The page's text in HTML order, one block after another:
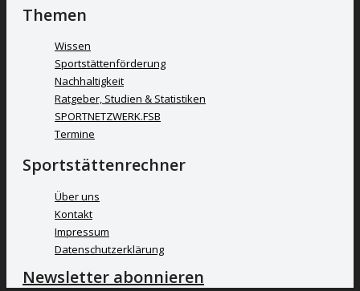
Themen
Wissen
Sportstättenförderung
Nachhaltigkeit
Ratgeber, Studien & Statistiken
SPORTNETZWERK.FSB
Termine
Sportstättenrechner
Über uns
Kontakt
Impressum
Datenschutzerklärung
Newsletter abonnieren